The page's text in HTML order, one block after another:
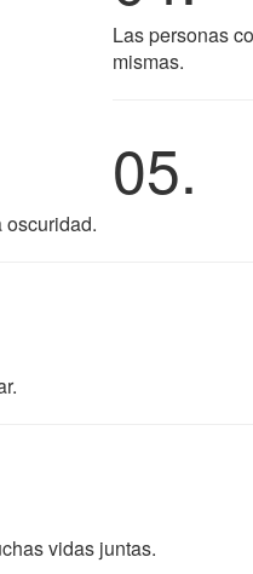
Las personas
mismas.
05.
oscuridad.
vidas juntas.